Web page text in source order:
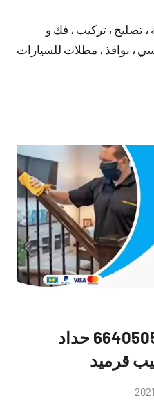
تعليقات
، تصليح ، تركيب ، فك و
، نوافذ ، مظلات للسيارات
حداد الرحاب هندي 66405051 حداد
قرميد